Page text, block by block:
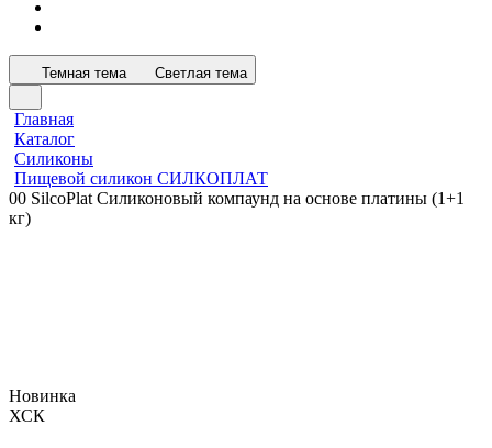
Темная тема Светлая тема
Главная
Каталог
Силиконы
Пищевой силикон СИЛКОПЛАТ
00 SilcoPlat Силиконовый компаунд на основе платины (1+1
кг)
Новинка
ХСК